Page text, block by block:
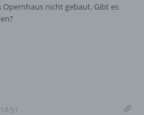
Opernhaus nicht gebaut. Gibt es
Internetseiten und
zugeordnet
den besuchten
den individuellen
Cookie-ID wiedererkannt